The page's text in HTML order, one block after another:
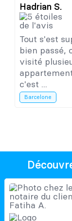
Hadrian S.
Tout s'est
bien passé,
visité
c'est ...
Barcelone